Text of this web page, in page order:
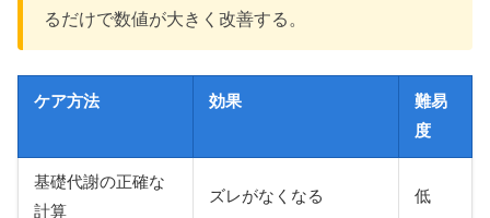
るだけで数値が大きく改善する。
ケア方法 効果
難易
度
基礎代謝の正確な
計算
ズレがなくなる 低